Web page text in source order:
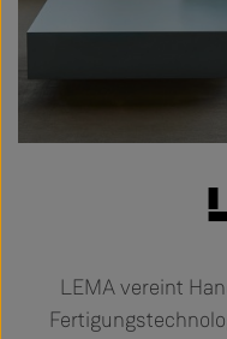
LEMA vereint